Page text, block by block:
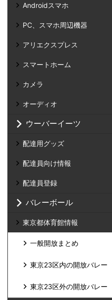
Androidスマホ
PC、スマホ周辺機器
アリエクスプレス
スマートホーム
カメラ
オーディオ
ウーバーイーツ
配達用グッズ
配達員向け情報
配達員登録
バレーボール
東京都体育館情報
一般開放まとめ
東京23区内の開放バレー
東京23区外の開放バレー